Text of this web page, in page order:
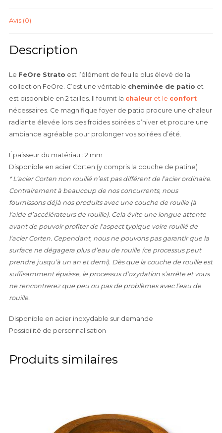
Avis (0)
Description
Le FeOre Strato est l’élément de feu le plus élevé de la
collection FeOre. C’est une véritable cheminée de patio et
est disponible en 2 tailles. Il fournit la chaleur et le confort
nécessaires. Ce magnifique foyer de patio procure une chaleur
radiante élevée lors des froides soirées d’hiver et procure une
ambiance agréable pour prolonger vos soirées d’été.
Épaisseur du matériau : 2 mm
Disponible en acier Corten (y compris la couche de patine)
* L’acier Corten non rouillé n’est pas différent de l’acier ordinaire.
Contrairement à beaucoup de nos concurrents, nous
fournissons déjà nos produits avec une couche de rouille (à
l’aide d’accélérateurs de rouille). Cela évite une longue attente
avant de pouvoir profiter de l’aspect typique voire rouillé de
l’acier Corten. Cependant, nous ne pouvons pas garantir que la
surface ne dégagera plus d’eau de rouille (ce processus peut
prendre jusqu’à un an et demi). Dès que la couche de rouille est
suffisamment épaisse, le processus d’oxydation s’arrête et vous
ne rencontrerez que peu ou pas de problèmes avec l’eau de
rouille.
Disponible en acier inoxydable sur demande
Possibilité de personnalisation
Produits similaires